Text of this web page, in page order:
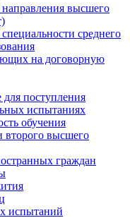
высшего
среднего
на договорную
поступления
испытаниях
обучения
высшего
граждан
испытаний